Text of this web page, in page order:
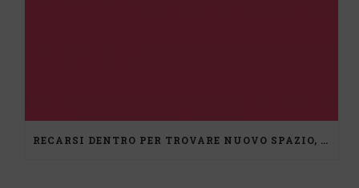
RECARSI DENTRO PER TROVARE NUOVO SPAZIO, UN PERCORSO DI MEDIAZIONE